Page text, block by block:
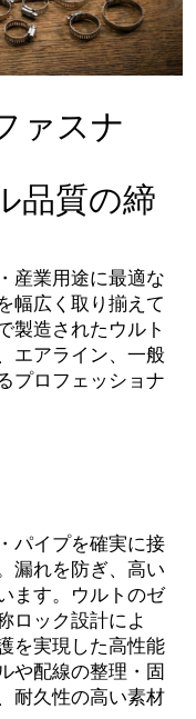
ァスナ
品質の締
産業用途に最適な
幅広く取り揃えて
製造されたウルト
エアライン、一般
プロフェッショナ
パイプを確実に接
漏れを防ぎ、高い
ます。ウルトのゼ
ロック設計によ
を実現した高性能
や配線の整理・固
耐久性の高い素材